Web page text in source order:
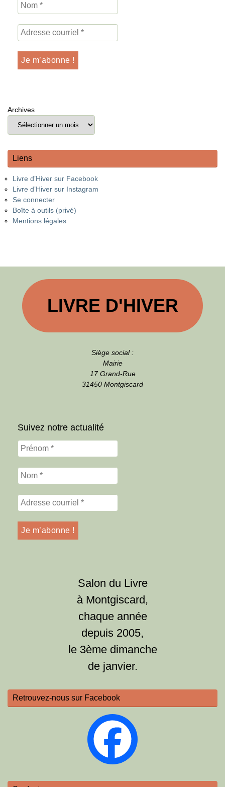
Archives
Liens
Livre d’Hiver sur Facebook
Livre d’Hiver sur Instagram
Se connecter
Boîte à outils (privé)
Mentions légales
LIVRE D'HIVER
Siège social :
Mairie
17 Grand-Rue
31450 Montgiscard
Suivez notre actualité
Salon du Livre
à Montgiscard,
chaque année
depuis 2005,
le 3ème dimanche
de janvier.
Retrouvez-nous sur Facebook